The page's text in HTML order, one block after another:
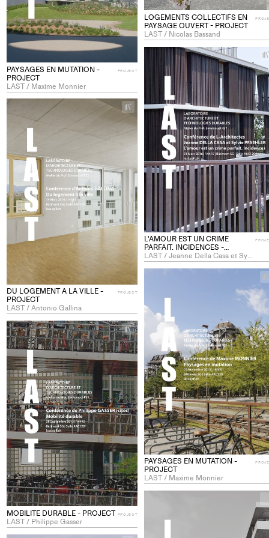
LOGEMENTS COLLECTIFS EN
PAYSAGE OUVERT - PROJECT
LAST / Nicolas Bassand
PAYSAGES EN MUTATION -
PROJECT
LAST / Maxime Monnier
PROJECT
L'AMOUR EST UN CRIME
PARFAIT. INCIDENCES -
PROJECT LAST / Jeanne Della Casa et Sylvie Pfaehler
+
DU LOGEMENT A LA VILLE -
PROJECT
LAST / Antonio Gallina
PROJECT
+
Add
project
collections
PAYSAGES EN MUTATION -
PROJECT
LAST / Maxime Monnier
+
MOBILITE DURABLE - PROJECT
LAST / Philippe Gasser
PROJECT
+
Add
project
to
collections